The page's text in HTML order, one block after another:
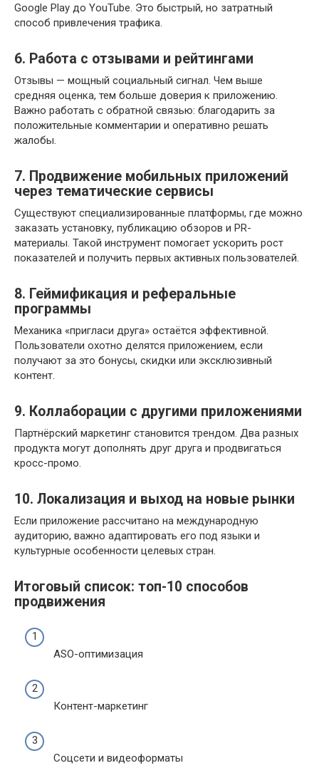
Google Play до YouTube. Это быстрый, но затратный
способ привлечения трафика.
6. Работа с отзывами и рейтингами
Отзывы — мощный социальный сигнал. Чем выше
средняя оценка, тем больше доверия к приложению.
Важно работать с обратной связью: благодарить за
положительные комментарии и оперативно решать
жалобы.
7. Продвижение мобильных приложений
через тематические сервисы
Существуют специализированные платформы, где можно
заказать установку, публикацию обзоров и PR-
материалы. Такой инструмент помогает ускорить рост
показателей и получить первых активных пользователей.
8. Геймификация и реферальные
программы
Механика «пригласи друга» остаётся эффективной.
Пользователи охотно делятся приложением, если
получают за это бонусы, скидки или эксклюзивный
контент.
9. Коллаборации с другими приложениями
Партнёрский маркетинг становится трендом. Два разных
продукта могут дополнять друг друга и продвигаться
кросс-промо.
10. Локализация и выход на новые рынки
Если приложение рассчитано на международную
аудиторию, важно адаптировать его под языки и
культурные особенности целевых стран.
Итоговый список: топ-10 способов
продвижения
ASO-оптимизация
Контент-маркетинг
Соцсети и видеоформаты